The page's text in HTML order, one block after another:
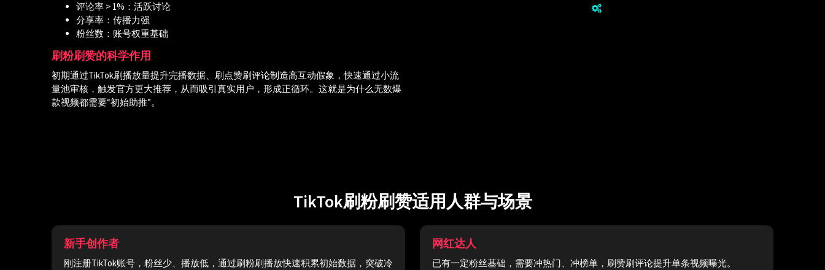
评论率 > 1%：活跃讨论
分享率：传播力强
粉丝数：账号权重基础
刷粉刷赞的科学作用
初期通过TikTok刷播放量提升完播数据、刷点赞刷评论制造高互动假象，快速通过小流
量池审核，触发官方更大推荐，从而吸引真实用户，形成正循环。这就是为什么无数爆
款视频都需要“初始助推”。
TikTok刷粉刷赞适用人群与场景
新手创作者
刚注册TikTok账号，粉丝少、播放低，通过刷粉刷播放快速积累初始数据，突破冷
网红达人
已有一定粉丝基础，需要冲热门、冲榜单，刷赞刷评论提升单条视频曝光。